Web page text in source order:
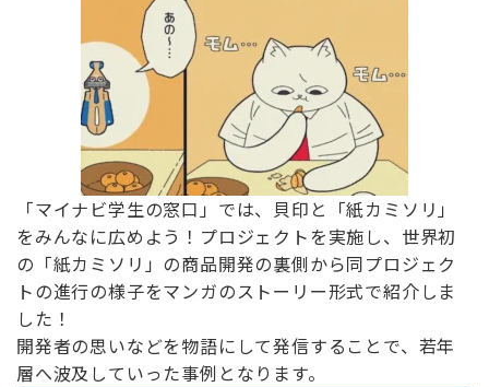
「マイナビ学生の窓口」では、貝印と「紙カミソリ」
をみんなに広めよう！プロジェクトを実施し、世界初
の「紙カミソリ」の商品開発の裏側から同プロジェク
トの進行の様子をマンガのストーリー形式で紹介しま
した！
開発者の思いなどを物語にして発信することで、若年
層へ波及していった事例となります。